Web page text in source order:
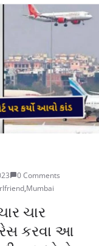
0 Comments
,Mumbai
ચાર
કરવા આ